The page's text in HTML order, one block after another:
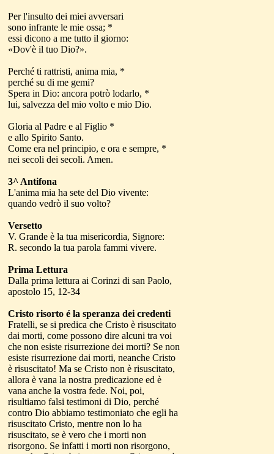
Per l'insulto dei miei avversari
sono infrante le mie ossa; *
essi dicono a me tutto il giorno:
«Dov'è il tuo Dio?».
Perché ti rattristi, anima mia, *
perché su di me gemi?
Spera in Dio: ancora potrò lodarlo, *
lui, salvezza del mio volto e mio Dio.
Gloria al Padre e al Figlio *
e allo Spirito Santo.
Come era nel principio, e ora e sempre, *
nei secoli dei secoli. Amen.
3^ Antifona
L'anima mia ha sete del Dio vivente:
quando vedrò il suo volto?
Versetto
V. Grande è la tua misericordia, Signore:
R. secondo la tua parola fammi vivere.
Prima Lettura
Dalla prima lettura ai Corinzi di san Paolo,
apostolo 15, 12-34
Cristo risorto é la speranza dei credenti
Fratelli, se si predica che Cristo è risuscitato
dai morti, come possono dire alcuni tra voi
che non esiste risurrezione dei morti? Se non
esiste risurrezione dai morti, neanche Cristo
è risuscitato! Ma se Cristo non è risuscitato,
allora è vana la nostra predicazione ed è
vana anche la vostra fede. Noi, poi,
risultiamo falsi testimoni di Dio, perché
contro Dio abbiamo testimoniato che egli ha
risuscitato Cristo, mentre non lo ha
risuscitato, se è vero che i morti non
risorgono. Se infatti i morti non risorgono,